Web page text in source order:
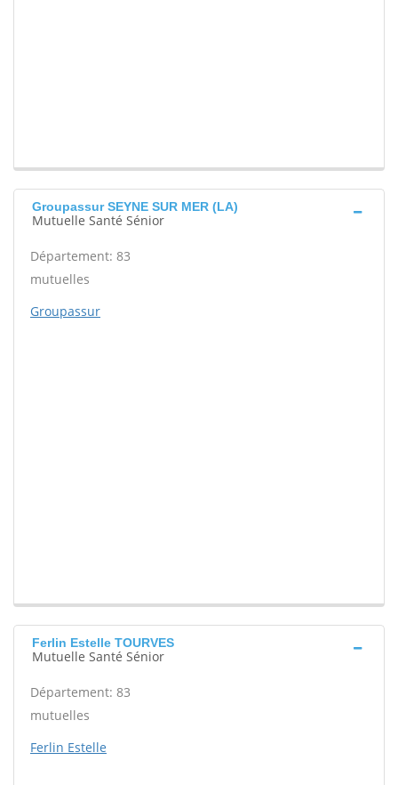
Groupassur SEYNE SUR MER (LA)
Mutuelle Santé Sénior
Département: 83
mutuelles
Groupassur
Ferlin Estelle TOURVES
Mutuelle Santé Sénior
Département: 83
mutuelles
Ferlin Estelle